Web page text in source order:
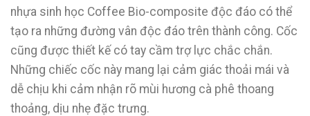
nhựa sinh học Coffee Bio-composite độc đáo có thể
tạo ra những đường vân độc đáo trên thành công. Cốc
cũng được thiết kế có tay cầm trợ lực chắc chắn.
Những chiếc cốc này mang lại cảm giác thoải mái và
dễ chịu khi cảm nhận rõ mùi hương cà phê thoang
thoảng, dịu nhẹ đặc trưng.